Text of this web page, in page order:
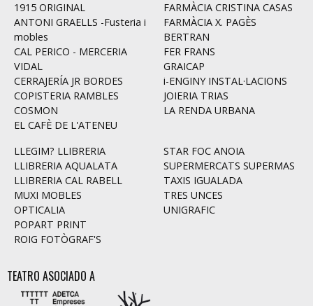
1915 ORIGINAL
ANTONI GRAELLS -Fusteria i
mobles
CAL PERICO - MERCERIA
VIDAL
CERRAJERÍA JR BORDES
COPISTERIA RAMBLES
COSMON
EL CAFÈ DE L'ATENEU
FARMÀCIA CRISTINA CASAS
FARMÀCIA X. PAGÈS
BERTRAN
FER FRANS
GRAICAP
i-ENGINY INSTAL·LACIONS
JOIERIA TRIAS
LA RENDA URBANA
LLEGIM? LLIBRERIA
LLIBRERIA AQUALATA
LLIBRERIA CAL RABELL
MUXI MOBLES
OPTICALIA
POPART PRINT
ROIG FOTÒGRAF'S
STAR FOC ANOIA
SUPERMERCATS SUPERMAS
TAXIS IGUALADA
TRES UNCES
UNIGRAFIC
TEATRO ASOCIADO A